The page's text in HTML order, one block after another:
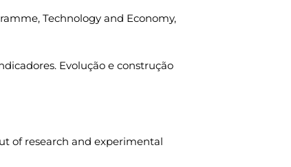
Technology and Economy,
Evolução e construção
of research and experimental